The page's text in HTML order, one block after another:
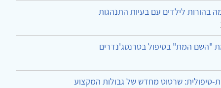
בהורות לילדים עם בעיות התנהגות
"השם המת" בטיפול בטרנסג'נדרים
טיפולית: שרטוט מחדש של גבולות המקצוע